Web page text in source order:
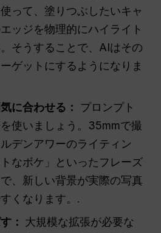
って、塗りつぶしたいキャ
ッジを物理的にハイライト
そうすることで、AIはその
ゲットにするようになりま
に合わせる：
プロンプト
使いましょう。35mmで撮
デンアワーのライティン
なボケ」といったフレーズ
、新しい背景が実際の写真
くなります。.
： 大規模な拡張が必要な